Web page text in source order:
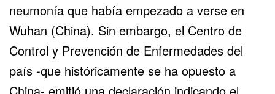
neumonía que había empezado a verse en
Wuhan (China). Sin embargo, el Centro de
Control y Prevención de Enfermedades del
país -que históricamente se ha opuesto a